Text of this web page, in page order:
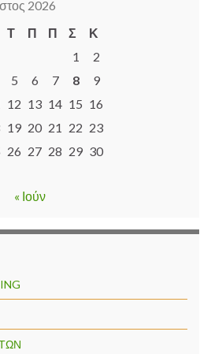
2026
Τ Π Π Σ
Κ
1
2
5 6 7 8
9
12 13 14 15 16
19 20 21 22 23
26 27 28 29 30
« Ιούν